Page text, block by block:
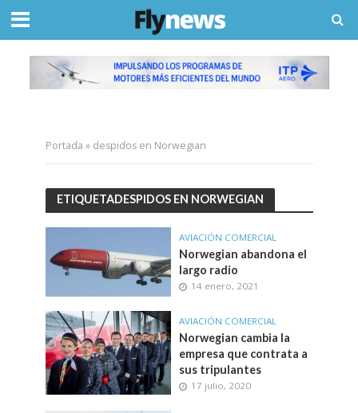
Portada » despidos en Norwegian
ETIQUETADESPIDOS EN NORWEGIAN
AVIACIÓN COMERCIAL
Norwegian abandona el
largo radio
14 enero, 2021
AVIACIÓN COMERCIAL
Norwegian cambia la
empresa que contrata a
sus tripulantes
17 julio, 2020